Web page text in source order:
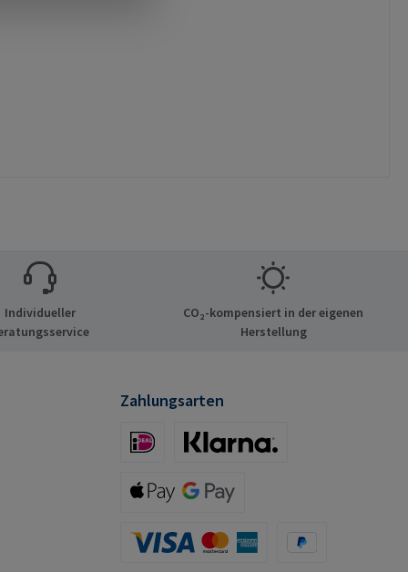
Individueller
CO₂-kompensiert in der eigenen
Herstellung
Zahlungsarten